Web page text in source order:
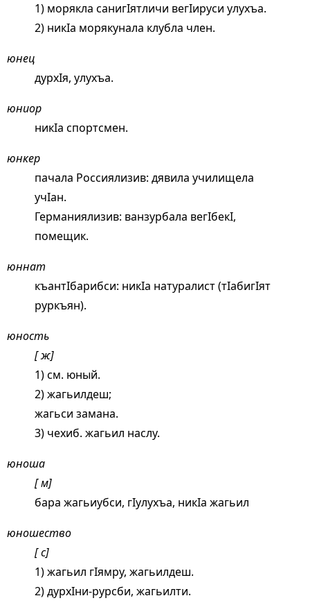
1) морякла санигIятличи вегIируси улухъа.
2) никIа морякунала клубла член.
юнец
дурхIя, улухъа.
юниор
никIа спортсмен.
юнкер
пачала Россиялизив: дявила училищела
учIан.
Германиялизив: ванзурбала вегIбекI,
помещик.
юннат
къантIбарибси: никIа натуралист (тIабигIят
руркъян).
юность
[ ж]
1) см. юный.
2) жагьилдеш;
жагьси замана.
3) чехиб. жагьил наслу.
юноша
[ м]
бара жагьиубси, гIулухъа, никIа жагьил
юношество
[ с]
1) жагьил гIямру, жагьилдеш.
2) дурхIни-рурсби, жагьилти.